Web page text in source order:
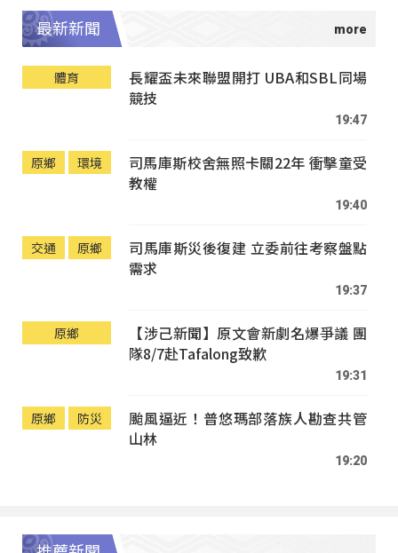
最新新聞
體育
長耀盃未來聯盟開打 UBA和SBL同場
競技
19:47
原鄉 環境
司馬庫斯校舍無照卡關22年 衝擊童受
教權
19:40
交通 原鄉
司馬庫斯災後復建 立委前往考察盤點
需求
19:37
原鄉
【涉己新聞】原文會新劇名爆爭議 團
隊8/7赴Tafalong致歉
19:31
原鄉 防災
颱風逼近！普悠瑪部落族人勘查共管
山林
19:20